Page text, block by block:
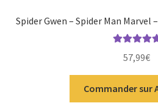
Spider Gwen – Spider Man Marvel
5
57,99€
Commander sur